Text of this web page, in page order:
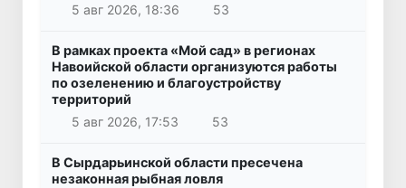
5 авг 2026, 18:36
53
В рамках проекта «Мой сад» в регионах
Навоийской области организуются работы
по озеленению и благоустройству
территорий
5 авг 2026, 17:53
53
В Сырдарьинской области пресечена
незаконная рыбная ловля